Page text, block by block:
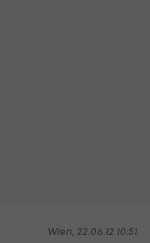
Wien, 22.06.12 10:51